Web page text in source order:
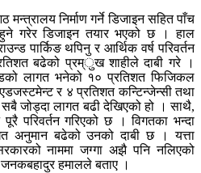
निर्माण गर्ने डिजाइन सहित पाँच
गरेर डिजाइन तयार भएको छ । हाल
पार्किङ थपिनु र आर्थिक वर्ष परिवर्तन
बढेको प्रम्ुख शाहीले दाबी गरे ।
लागत भनेको १० प्रतिशत फिजिकल
र ४ प्रतिशत कन्टिन्जेन्सी तथा
जोड्दा लागत बढी देखिएको हो । साथै,
परिवर्तन गरिएको छ । विगतका भन्दा
अनुमान बढेको उनको दाबी छ । यत्ता
नाममा जग्गा अझै पनि नलिएको
हमालले बताए ।